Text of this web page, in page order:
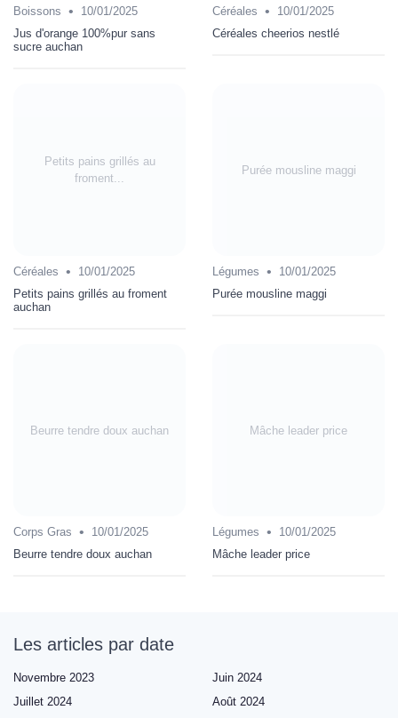
Boissons •
10/01/2025
Jus d'orange 100%pur sans
sucre auchan
Céréales •
10/01/2025
Céréales cheerios nestlé
Petits pains grillés au
froment...
Céréales •
10/01/2025
Petits pains grillés au froment
auchan
Purée mousline maggi
Légumes •
10/01/2025
Purée mousline maggi
Beurre tendre doux auchan
Corps Gras •
10/01/2025
Beurre tendre doux auchan
Mâche leader price
Légumes •
10/01/2025
Mâche leader price
Les articles par date
Novembre 2023
Juin 2024
Juillet 2024
Août 2024